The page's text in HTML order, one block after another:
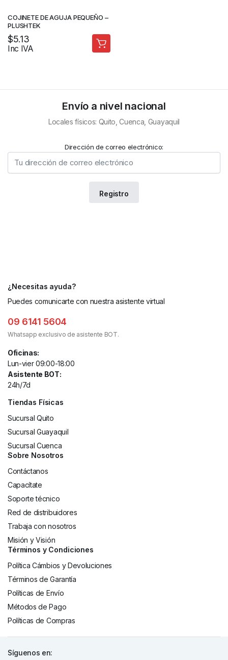
COJINETE DE AGUJA PEQUEÑO –
PLUSHTEK
$5.13
Inc IVA
Envío a nivel nacional
Locales físicos: Quito, Cuenca, Guayaquil
Dirección de correo electrónico:
¿Necesitas ayuda?
Puedes comunicarte con nuestra asistente virtual
09 6141 5604
Whatsapp exclusivo de asistente BOT.
Oficinas:
Lun-vier 09:00-18:00
Asistente BOT:
24h/7d
Tiendas Físicas
Sucursal Quito
Sucursal Guayaquil
Sucursal Cuenca
Sobre Nosotros
Contáctanos
Capacítate
Soporte técnico
Red de distribuidores
Trabaja con nosotros
Misión y Visión
Términos y Condiciones
Política Cámbios y Devoluciones
Términos de Garantía
Políticas de Envío
Métodos de Pago
Políticas de Compras
Síguenos en: